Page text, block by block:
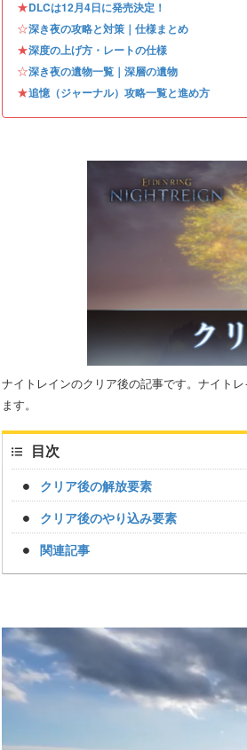
★DLCは12月4日に発売決定！
☆深き夜の攻略と対策｜仕様まとめ
★深度の上げ方・レートの仕様
☆深き夜の遺物一覧｜深層の遺物
★追憶（ジャーナル）攻略一覧と進め方
ナイトレインのクリア後の記事です。ナイト
ます。
目次
クリア後の解放要素
クリア後のやり込み要素
関連記事